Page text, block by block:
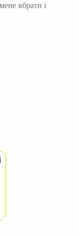
вбрати і